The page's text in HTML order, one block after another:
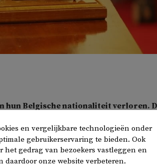
hun Belgische nationaliteit verloren.
nationaliteit bezaten ze ook de
Syrië. Daarvoor waren ze actief voor de
en vergelijkbare technologieën onder
gebruikerservaring te bieden. Ook
het gedrag van bezoekers vastleggen en
daardoor onze website verbeteren.